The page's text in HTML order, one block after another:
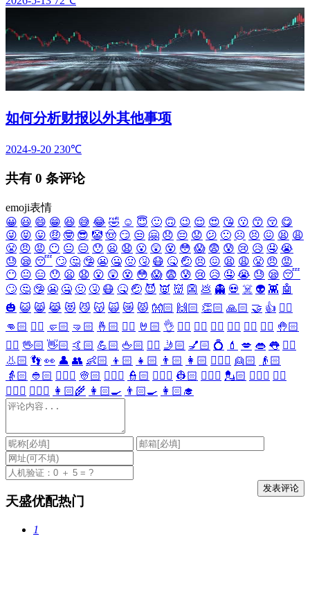
如何分析财报以外其他事项
2024-9-20 230℃
共有 0 条评论
emoji表情
😀 😃 😄 😁 😆 😅 😂 🤣 ☺️ 😇 🙂 🙃 😉 😌 😍 😘 😗 😙 😚 😋
😜 😝 😛 🤑 🤓 😎 🤡 🤠 😏 😒 🤗 😞 😔 😟 😕 🙁 ☹️ 😣 😖 😫 😩
😤 😠 😡 😶 😐 😑 😯 😦 😧 😮 😲 😵 😳 😱 😨 😰 😢 😥 🤤 😭
😓 😪 😴 🙄 🤔 🤥 😬 🤐 🤢 🤧 😷 🤒 🤕 😣 😖 😫 😩 😤 😠 😡
😶 😐 😑 😯 😦 😧 😮 😲 😵 😳 😱 😨 😰 😢 😥 🤤 😭 😓 😪 😴
🙄 🤔 🤥 😬 🤐 🤢 🤧 😷 🤒 🤕 😈 👿 👹 👺 💩 👻 💀 ☠️ 👽 👾 🤖
🎃 😺 😸 😹 😻 😼 😽 🙀 😿 😾 👐🏻 🙌🏻 👏🏻 🙏🏻 🤝 👍 👎🏻
👊🏻 ✊🏻 🤛🏻 🤜🏻 🤞🏻 ✌🏻 🤘🏻 👌 👈🏻 👉🏻 👆🏻 👇🏻 ☝🏻 ✋🏻 🤚🏻
🖐🏻 🖖🏻 👋🏻 🤙🏻 💪🏻 🖕🏻 ✍🏻 🤳🏻 💅🏻 💍 💄 💋 👄 👅 👂🏻
👃🏻 👣 👀 👤 👥 👶🏻 👦🏻 👧🏻 👨🏻 👩🏻 👱🏻‍♀️ 👱🏻
👴🏻
👵🏻 👲🏻 👳🏻‍♀️ 👳🏻 👮🏻‍♀️ 👮🏻 👷🏻‍♀️ 👷🏻 💂🏻‍♀️ 💂🏻 🕵🏻‍♀️ 🕵🏻
👩🏻‍⚕️ 👨🏻‍⚕️ 👩🏻‍🌾 👩🏻‍🍳 👨🏻‍🍳 👩🏻‍🎓
天盛优配热门
1